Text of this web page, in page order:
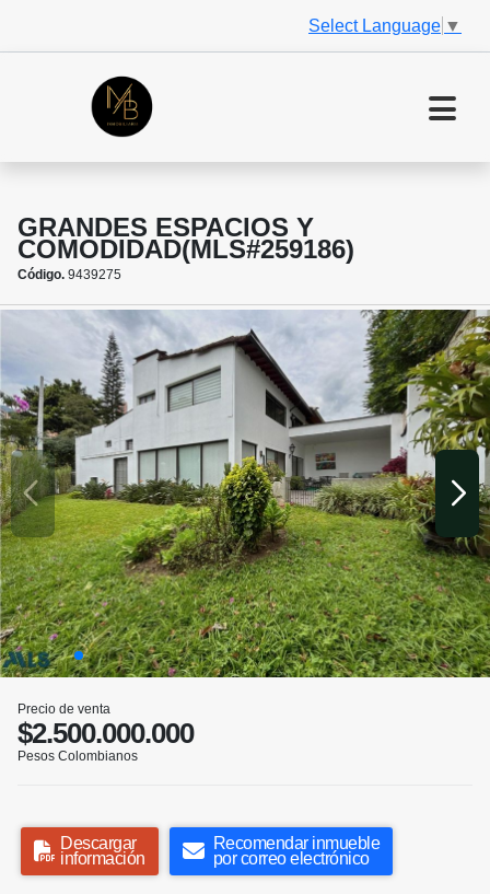
Select Language ▼
GRANDES ESPACIOS Y
COMODIDAD(MLS#259186)
Código. 9439275
Precio de venta
$2.500.000.000
Pesos Colombianos
Descargar
información
Recomendar inmueble
por correo electrónico